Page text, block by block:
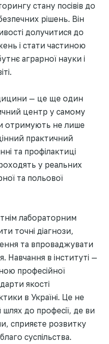
стану посівів до
рішень. Він
долучитися до
і стати частиною
аграрної науки і
— це ще один
центр у самому
отримують не лише
практичний
та профілактиці
у реальних
та польової
лабораторним
точні діагнози,
та впроваджувати
Навчання в інституті —
професійної
якості
в Україні. Це не
до професії, де ви
сприяєте розвитку
суспільства.